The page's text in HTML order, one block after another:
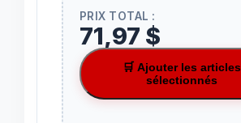
PRIX TOTAL :
71,97 $
🛒 Ajouter les articles
sélectionnés